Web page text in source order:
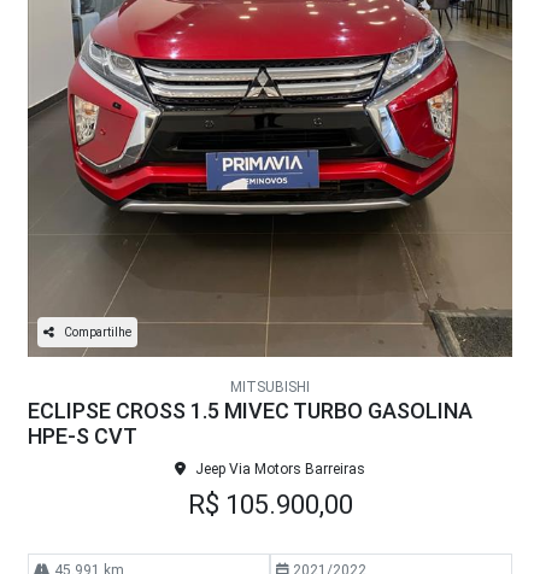
Compartilhe
MITSUBISHI
ECLIPSE CROSS 1.5 MIVEC TURBO GASOLINA
HPE-S CVT
Jeep Via Motors Barreiras
R$ 105.900,00
45.991 km 2021/2022